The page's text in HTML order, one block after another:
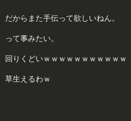
だからまた手伝って欲しいねん。
って事みたい。
回りくどいｗｗｗｗｗｗｗｗｗｗｗ
草生えるわｗ